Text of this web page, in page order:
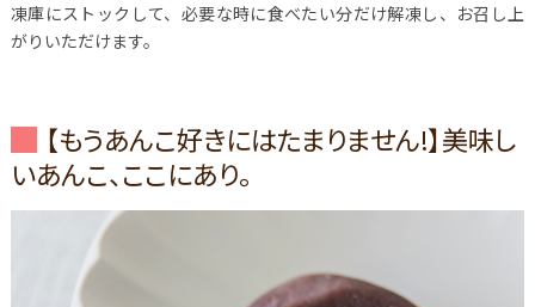
凍庫にストックして、必要な時に食べたい分だけ解凍し、お召し上
がりいただけます。
【もうあんこ好きにはたまりません!】美味し
いあんこ、ここにあり。